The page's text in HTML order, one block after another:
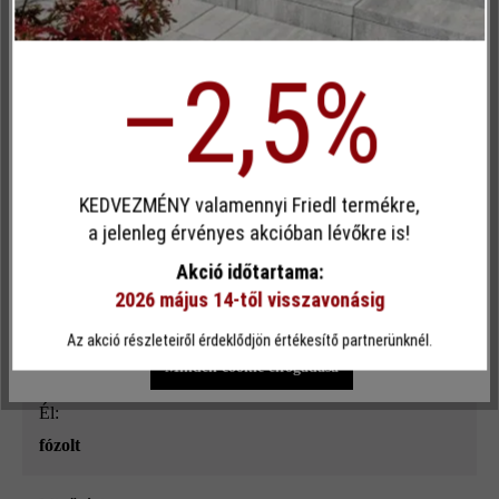
Terméktípus:
Térkőtípus:
kerti falak, kerítések, magaságyak, oszlopok és pillérek
él:
fózolt
Kényelem (Google Térkép) Inaktív
Egyéni cookie elfogadása
Ez a webhely cookie-kat használ, hogy a lehető legjobb
funkcionalitást kínálja Önnek...További információ
Csak funkcionális cookie elfogadása
Minden cookie elfogadása
–2,5%
KEDVEZMÉNY valamennyi Friedl termékre,
a jelenleg érvényes akcióban lévőkre is!
Akció időtartama:
2026 május 14-től visszavonásig
Az akció részleteiről érdeklődjön értékesítő partnerünknél.